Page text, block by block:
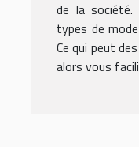
de la société.
types de
Ce qui peut
alors vous